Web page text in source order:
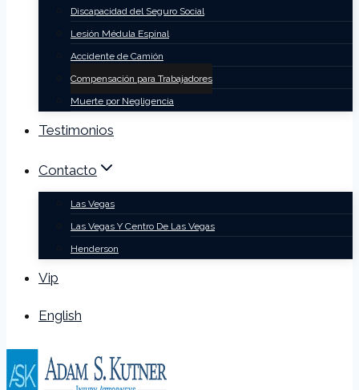
Discapacidad del Seguro Social
Lesión Médula Espinal
Accidente de Camión
Compensación para Trabajadores
Muerte por Negligencia
Testimonios
Contacto
Las Vegas
Las Vegas Y Centro De Las Vegas
Henderson
Vip
English